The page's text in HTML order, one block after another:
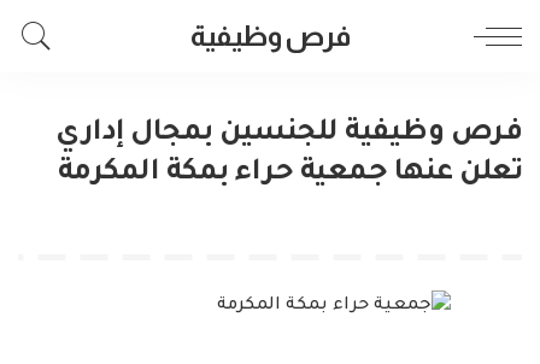
فرص وظيفية
فرص وظيفية للجنسين بمجال إداري
تعلن عنها جمعية حراء بمكة المكرمة